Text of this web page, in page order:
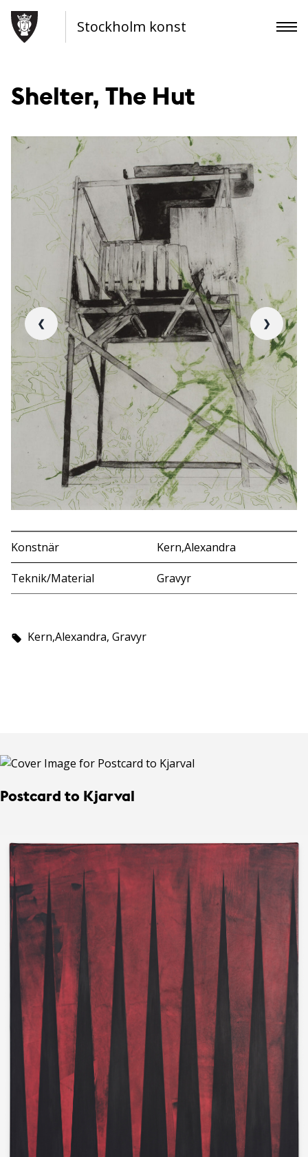
Stockholm konst
Shelter, The Hut
❮ ❯
Konstnär Kern,Alexandra
Teknik/Material Gravyr
Kern,Alexandra, Gravyr
Postcard to Kjarval